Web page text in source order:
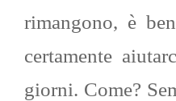
rimangono, è
certamente
giorni. Come?